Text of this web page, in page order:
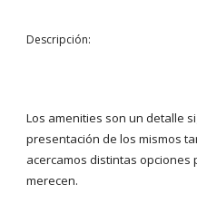
Descripción:
Los amenities son un detalle
presentación de los mismos
acercamos distintas
merecen.